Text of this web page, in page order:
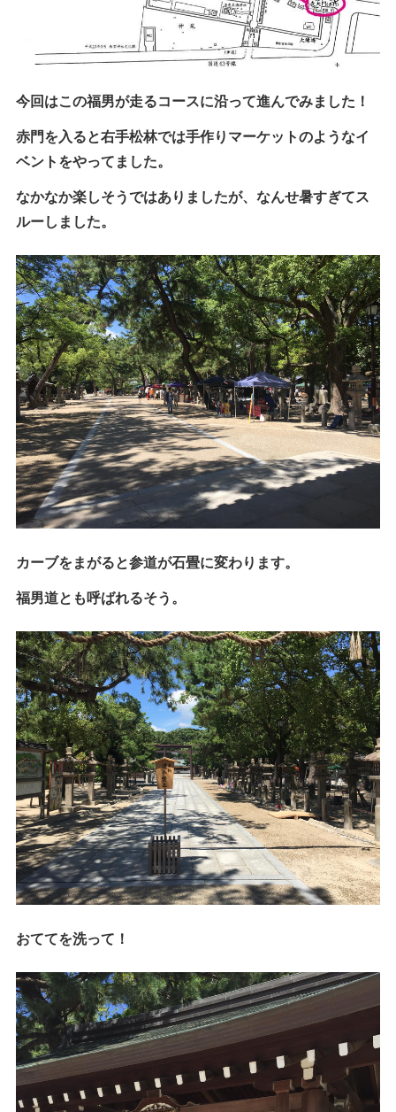
今回はこの福男が走るコースに沿って進んでみました！
赤門を入ると右手松林では手作りマーケットのようなイ
ベントをやってました。
なかなか楽しそうではありましたが、なんせ暑すぎてス
ルーしました。
カーブをまがると参道が石畳に変わります。
福男道とも呼ばれるそう。
おててを洗って！